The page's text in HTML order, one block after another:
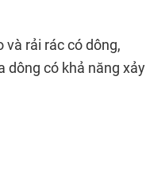
và rải rác có dông,
dông có khả năng xảy